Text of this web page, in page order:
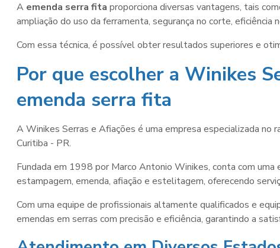
A emenda serra fita proporciona diversas vantagens, tais
ampliação do uso da ferramenta, segurança no corte,
Com essa técnica, é possível obter resultados superiores e
Por que escolher a Winikes
emenda serra fita
A Winikes Serras e Afiações é uma empresa especializada no
Curitiba - PR.
Fundada em 1998 por Marco Antonio Winikes, conta com
estampagem, emenda, afiação e estelitagem, oferecendo
Com uma equipe de profissionais altamente qualificados e
emendas em serras com precisão e eficiência, garantindo a